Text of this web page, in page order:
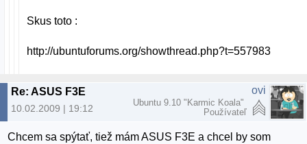
Skus toto :
http://ubuntuforums.org/showthread.php?t=557983
Re: ASUS F3E
10.02.2009 | 19:12
ovi
Ubuntu 9.10 "Karmic Koala"
Používateľ
Chcem sa spýtať, tiež mám ASUS F3E a chcel by som